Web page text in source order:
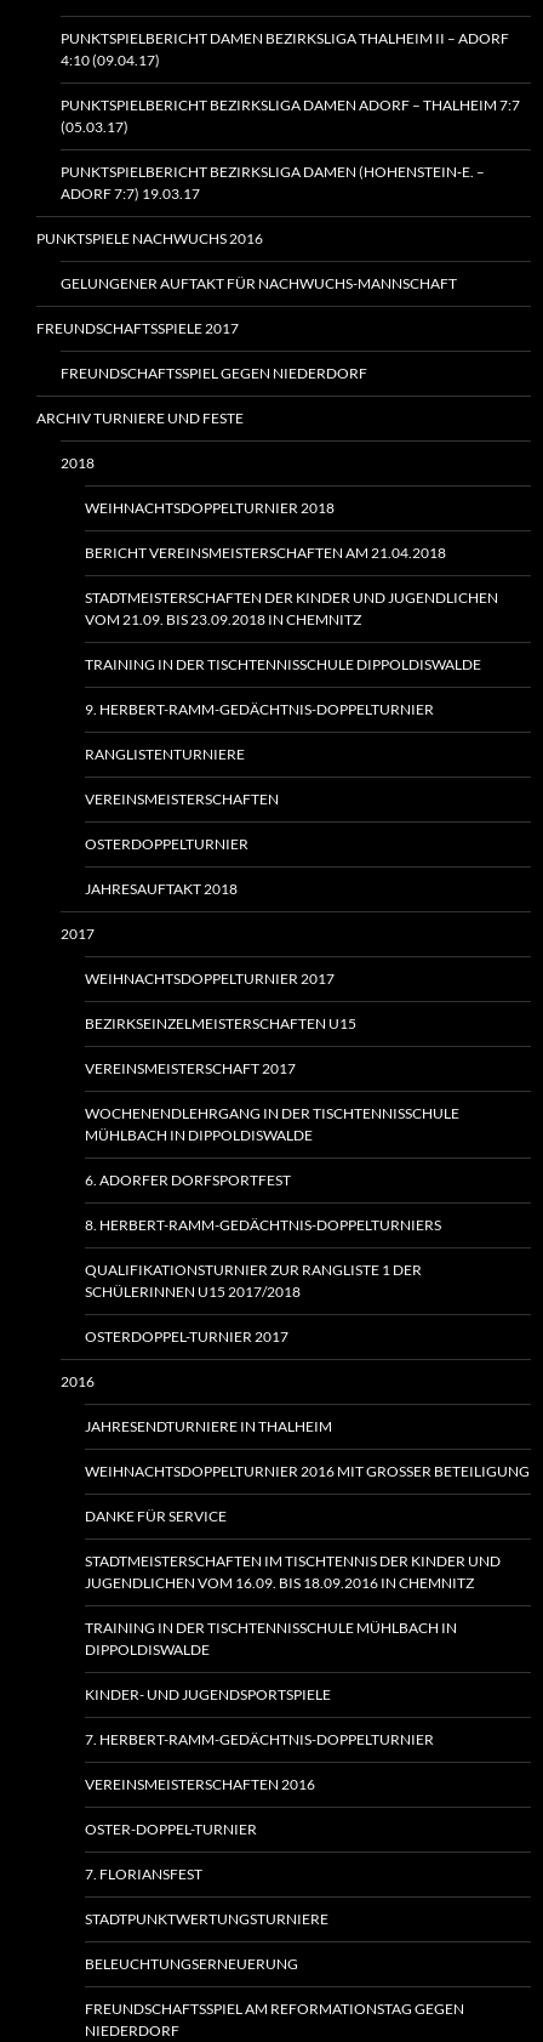
PUNKTSPIELBERICHT DAMEN BEZIRKSLIGA THALHEIM II – ADORF
4:10 (09.04.17)
PUNKTSPIELBERICHT BEZIRKSLIGA DAMEN ADORF – THALHEIM 7:7
(05.03.17)
PUNKTSPIELBERICHT BEZIRKSLIGA DAMEN (HOHENSTEIN‑E. –
ADORF 7:7) 19.03.17
PUNKTSPIELE NACHWUCHS 2016
GELUNGENER AUFTAKT FÜR NACHWUCHS-MANNSCHAFT
FREUNDSCHAFTSSPIELE 2017
FREUNDSCHAFTSSPIEL GEGEN NIEDERDORF
ARCHIV TURNIERE UND FESTE
2018
WEIHNACHTSDOPPELTURNIER 2018
BERICHT VEREINSMEISTERSCHAFTEN AM 21.04.2018
STADTMEISTERSCHAFTEN DER KINDER UND JUGENDLICHEN
VOM 21.09. BIS 23.09.2018 IN CHEMNITZ
TRAINING IN DER TISCHTENNISSCHULE DIPPOLDISWALDE
9. HERBERT-RAMM-GEDÄCHTNIS-DOPPELTURNIER
RANGLISTENTURNIERE
VEREINSMEISTERSCHAFTEN
OSTERDOPPELTURNIER
JAHRESAUFTAKT 2018
2017
WEIHNACHTSDOPPELTURNIER 2017
BEZIRKSEINZELMEISTERSCHAFTEN U15
VEREINSMEISTERSCHAFT 2017
WOCHENENDLEHRGANG IN DER TISCHTENNISSCHULE
MÜHLBACH IN DIPPOLDISWALDE
6. ADORFER DORFSPORTFEST
8. HERBERT-RAMM-GEDÄCHTNIS-DOPPELTURNIERS
QUALIFIKATIONSTURNIER ZUR RANGLISTE 1 DER
SCHÜLERINNEN U15 2017/2018
OSTERDOPPEL-TURNIER 2017
2016
JAHRESENDTURNIERE IN THALHEIM
WEIHNACHTSDOPPELTURNIER 2016 MIT GROSSER BETEILIGUNG
DANKE FÜR SERVICE
STADTMEISTERSCHAFTEN IM TISCHTENNIS DER KINDER UND
JUGENDLICHEN VOM 16.09. BIS 18.09.2016 IN CHEMNITZ
TRAINING IN DER TISCHTENNISSCHULE MÜHLBACH IN
DIPPOLDISWALDE
KINDER- UND JUGENDSPORTSPIELE
7. HERBERT-RAMM-GEDÄCHTNIS-DOPPELTURNIER
VEREINSMEISTERSCHAFTEN 2016
OSTER-DOPPEL-TURNIER
7. FLORIANSFEST
STADTPUNKTWERTUNGSTURNIERE
BELEUCHTUNGSERNEUERUNG
FREUNDSCHAFTSSPIEL AM REFORMATIONSTAG GEGEN
NIEDERDORF